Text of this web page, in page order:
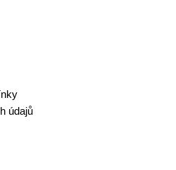
údajů